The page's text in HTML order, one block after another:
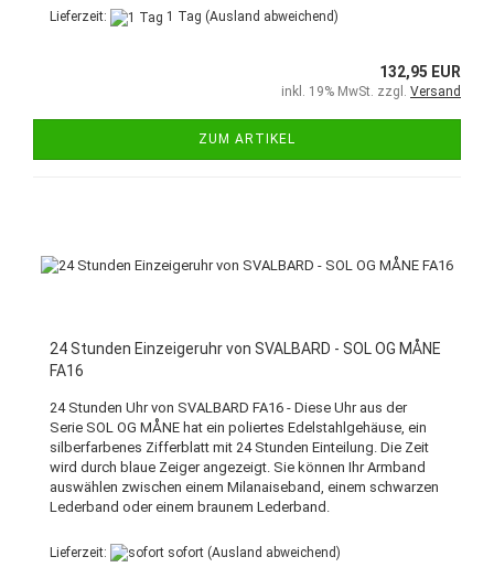
Lieferzeit: 1 Tag (Ausland abweichend)
132,95 EUR
inkl. 19% MwSt. zzgl. Versand
ZUM ARTIKEL
24 Stunden Einzeigeruhr von SVALBARD - SOL OG MÅNE
FA16
24 Stunden Uhr von SVALBARD FA16 - Diese Uhr aus der
Serie SOL OG MÅNE hat ein poliertes Edelstahlgehäuse, ein
silberfarbenes Zifferblatt mit 24 Stunden Einteilung. Die Zeit
wird durch blaue Zeiger angezeigt. Sie können Ihr Armband
auswählen zwischen einem Milanaiseband, einem schwarzen
Lederband oder einem braunem Lederband.
Lieferzeit: sofort (Ausland abweichend)